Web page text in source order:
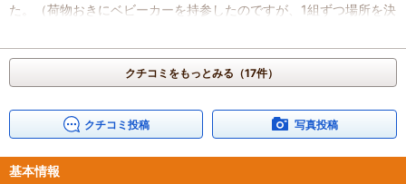
た。（荷物おきにベビーカーを持参したのですが、1組ずつ場所を決
置いておけたのでうちはベビーカーはいらなかったな）
案内をとても丁寧にしてくださって、広い農園の中にどこにどの品
種があるかを説明してくれました。おかげで色々な種類を食べられ
古いですがコンビカーやブランコなどの子供が遊べるものがあり、
子供達はりんご狩りに飽きてきても時間が持たせられました。親は
その分ゆっくり食べられました。
クチコミをもっとみる（17件）
クチコミ投稿 写真投稿
基本情報